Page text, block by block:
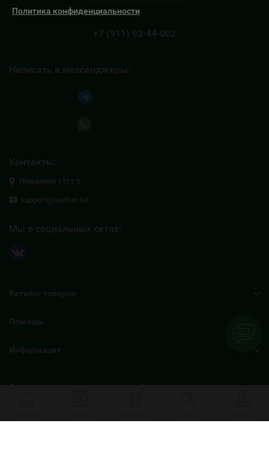
+7 (911) 92-44-002
Написать в мессенджеры:
Контакты:
Ломанная 11ст.5
support@leather.tel
Мы в социальных сетях:
Каталог товаров
Помощь
Информация
Политика персональных данных Карта сайта
Политика конфиденциальности